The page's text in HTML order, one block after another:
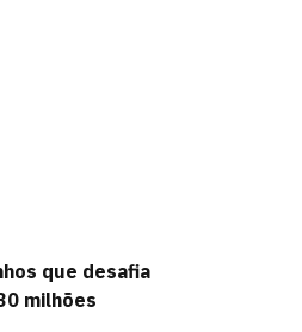
que desafia
milhões